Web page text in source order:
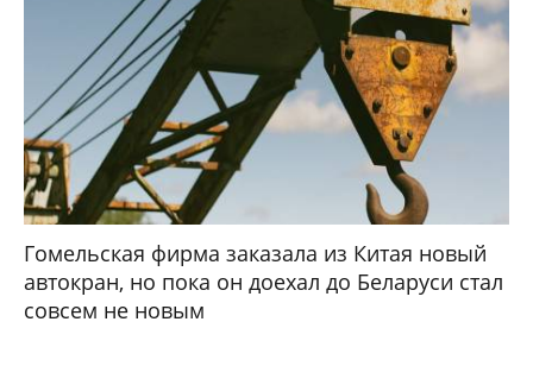
Гомельская фирма заказала из Китая новый
автокран, но пока он доехал до Беларуси стал
совсем не новым